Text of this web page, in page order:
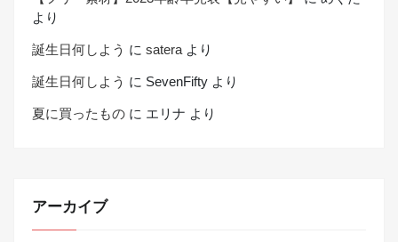
より
誕生日何しよう に satera より
誕生日何しよう に SevenFifty より
夏に買ったもの に エリナ より
アーカイブ